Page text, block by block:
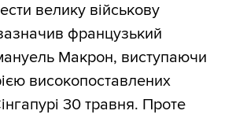
велику військову
французький
Макрон, виступаючи
високопоставлених
30 травня. Проте